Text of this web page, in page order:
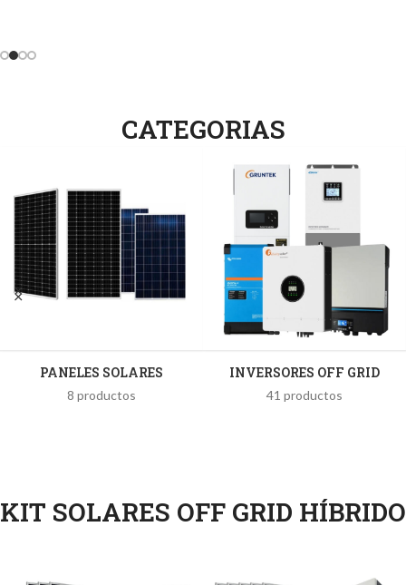
CATEGORIAS
PANELES SOLARES
8 productos
INVERSORES OFF GRID
41 productos
KIT SOLARES OFF GRID HÍBRIDO